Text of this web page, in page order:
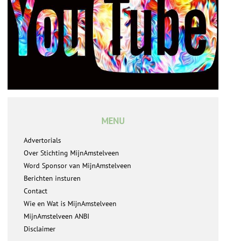
MENU
Advertorials
Over Stichting MijnAmstelveen
Word Sponsor van MijnAmstelveen
Berichten insturen
Contact
Wie en Wat is MijnAmstelveen
MijnAmstelveen ANBI
Disclaimer